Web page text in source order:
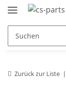
Zurück zur Liste